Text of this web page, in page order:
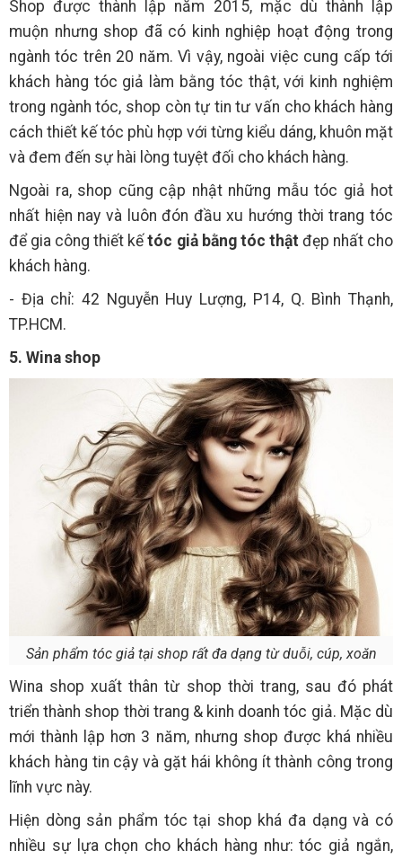
Shop được thành lập năm 2015, mặc dù thành lập
muộn nhưng shop đã có kinh nghiệp hoạt động trong
ngành tóc trên 20 năm. Vì vậy, ngoài việc cung cấp tới
khách hàng tóc giả làm bằng tóc thật, với kinh nghiệm
trong ngành tóc, shop còn tự tin tư vấn cho khách hàng
cách thiết kế tóc phù hợp với từng kiểu dáng, khuôn mặt
và đem đến sự hài lòng tuyệt đối cho khách hàng.
Ngoài ra, shop cũng cập nhật những mẫu tóc giả hot
nhất hiện nay và luôn đón đầu xu hướng thời trang tóc
để gia công thiết kếtóc giả bằng tóc thật đẹp nhất cho
khách hàng.
- Địa chỉ: 42 Nguyễn Huy Lượng, P14, Q. Bình Thạnh,
TP.HCM.
5. Wina shop
Sản phẩm tóc giả tại shop rất đa dạng từ duỗi, cúp, xoăn
Wina shop xuất thân từ shop thời trang, sau đó phát
triển thành shop thời trang & kinh doanh tóc giả. Mặc dù
mới thành lập hơn 3 năm, nhưng shop được khá nhiều
khách hàng tin cậy và gặt hái không ít thành công trong
lĩnh vực này.
Hiện dòng sản phẩm tóc tại shop khá đa dạng và có
nhiều sự lựa chọn cho khách hàng như: tóc giả ngắn,